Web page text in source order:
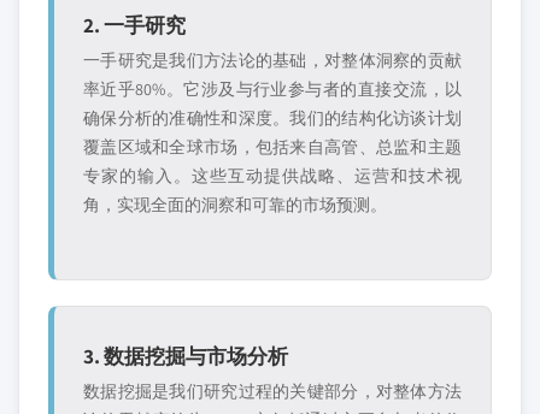
2. 一手研究
一手研究是我们方法论的基础，对整体洞察的贡献
率近乎80%。它涉及与行业参与者的直接交流，以
确保分析的准确性和深度。我们的结构化访谈计划
覆盖区域和全球市场，包括来自高管、总监和主题
专家的输入。这些互动提供战略、运营和技术视
角，实现全面的洞察和可靠的市场预测。
3. 数据挖掘与市场分析
数据挖掘是我们研究过程的关键部分，对整体方法